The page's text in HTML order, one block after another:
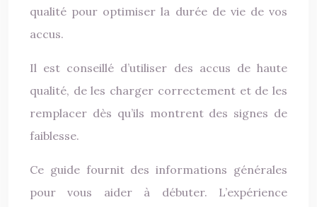
qualité pour optimiser la durée de vie de vos
accus.
Il est conseillé d’utiliser des accus de haute
qualité, de les charger correctement et de les
remplacer dès qu’ils montrent des signes de
faiblesse.
Ce guide fournit des informations générales
pour vous aider à débuter. L’expérience